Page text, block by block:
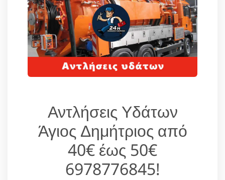
Αντλήσεις Υδάτων
Άγιος Δημήτριος από
40€ έως 50€
6978776845!